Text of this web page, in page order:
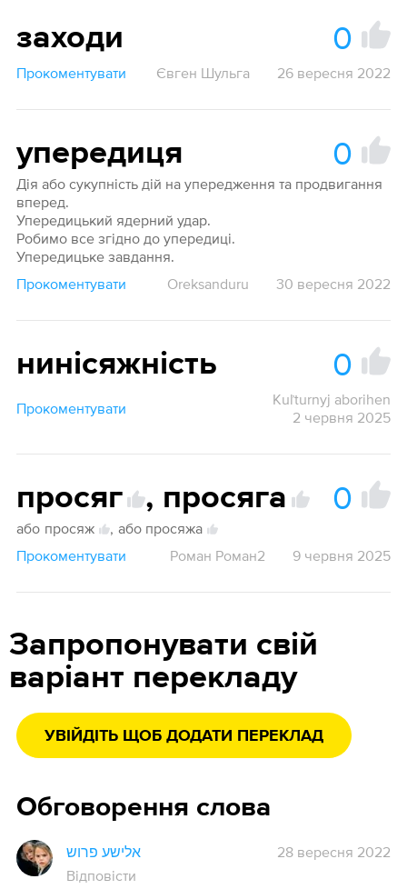
заходи 0
Прокоментувати Євген Шульга 26 вересня 2022
упередиця 0
Дія або сукупність дій на упередження та продвигання
вперед.
Упередицький ядерний удар.
Робимо все згідно до упередиці.
Упередицьке завдання.
Прокоментувати
Oreksanduru 30 вересня 2022
нинісяжність 0
Прокоментувати
Kuľturnyj aborihen
2 червня 2025
просяг , просяга 0
або просяж , або просяжа
Прокоментувати
Роман Роман2 9 червня 2025
Запропонувати свій
варіант перекладу
УВІЙДІТЬ ЩОБ ДОДАТИ ПЕРЕКЛАД
Обговорення слова
אלישע פרוש
28 вересня 2022
Відповісти